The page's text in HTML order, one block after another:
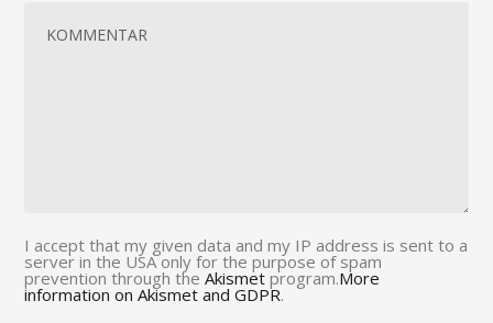
I accept that my given data and my IP address is sent to a
server in the USA only for the purpose of spam
prevention through theAkismet program.More
information on Akismet and GDPR.